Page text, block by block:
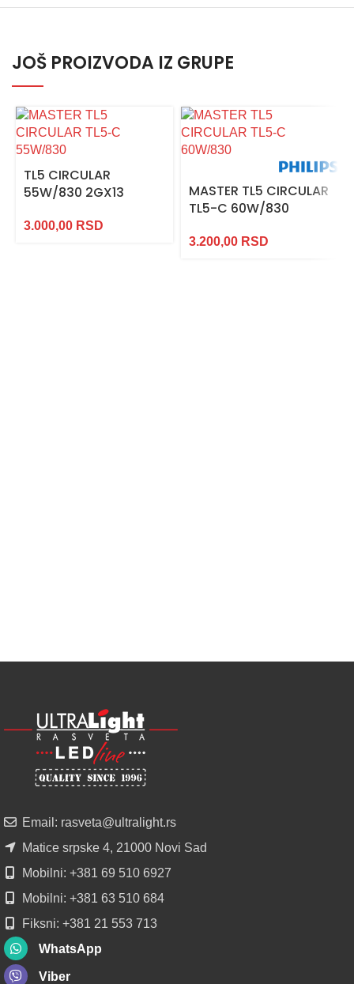
JOŠ PROIZVODA IZ GRUPE
TL5 CIRCULAR
55W/830 2GX13
3.000,00 RSD
MASTER TL5 CIRCULAR
TL5-C 60W/830
3.200,00 RSD
LED
PROFILI
TRIMLESS
DIFUZOROM
POGLEDAJ
Email: rasveta@ultralight.rs
Matice srpske 4, 21000 Novi Sad
Mobilni: +381 69 510 6927
Mobilni: +381 63 510 684
Fiksni: +381 21 553 713
WhatsApp
Viber